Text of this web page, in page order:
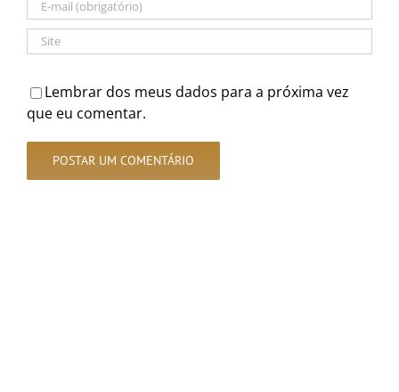
Lembrar dos meus dados para a próxima vez
que eu comentar.